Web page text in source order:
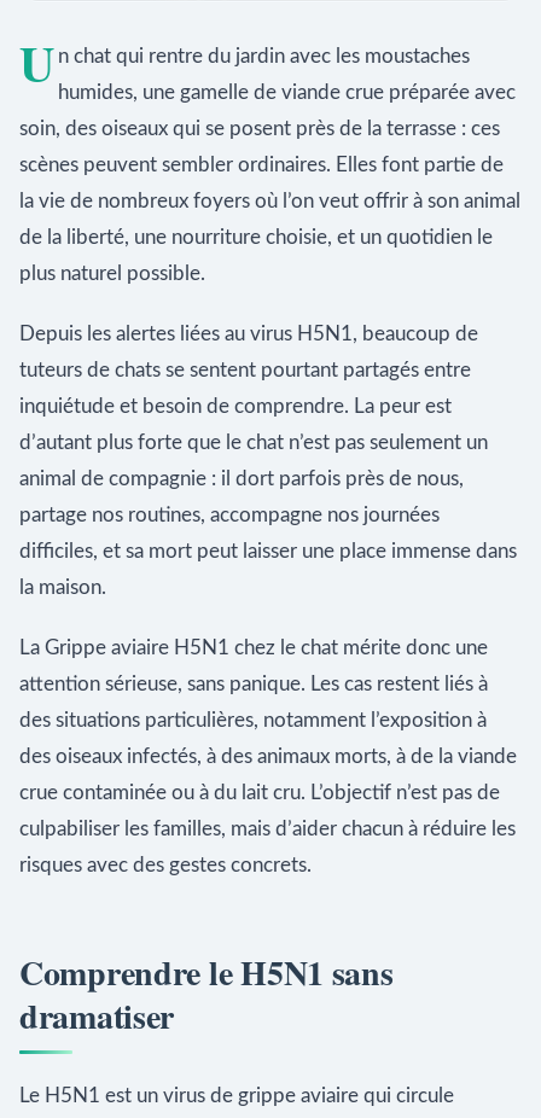
U n chat qui rentre du jardin avec les moustaches
humides, une gamelle de viande crue préparée avec
soin, des oiseaux qui se posent près de la terrasse : ces
scènes peuvent sembler ordinaires. Elles font partie de
la vie de nombreux foyers où l’on veut offrir à son animal
de la liberté, une nourriture choisie, et un quotidien le
plus naturel possible.
Depuis les alertes liées au virus H5N1, beaucoup de
tuteurs de chats se sentent pourtant partagés entre
inquiétude et besoin de comprendre. La peur est
d’autant plus forte que le chat n’est pas seulement un
animal de compagnie : il dort parfois près de nous,
partage nos routines, accompagne nos journées
difficiles, et sa mort peut laisser une place immense dans
la maison.
La Grippe aviaire H5N1 chez le chat mérite donc une
attention sérieuse, sans panique. Les cas restent liés à
des situations particulières, notamment l’exposition à
des oiseaux infectés, à des animaux morts, à de la viande
crue contaminée ou à du lait cru. L’objectif n’est pas de
culpabiliser les familles, mais d’aider chacun à réduire les
risques avec des gestes concrets.
Comprendre le H5N1 sans
dramatiser
Le H5N1 est un virus de grippe aviaire qui circule